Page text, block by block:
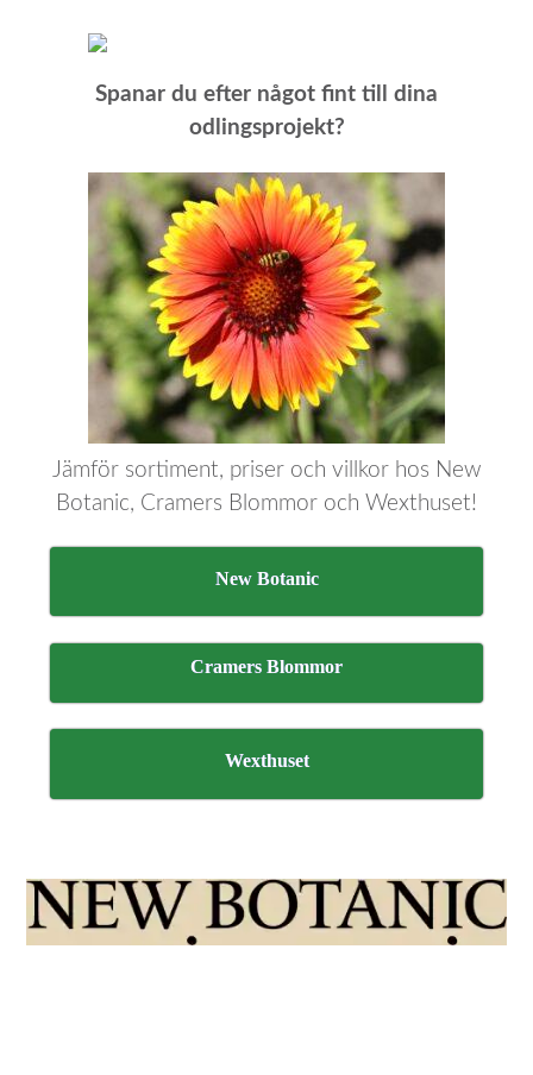
Spanar du efter något fint till dina
odlingsprojekt?
Jämför sortiment, priser och villkor hos New
Botanic, Cramers Blommor och Wexthuset!
New Botanic
Cramers Blommor
Wexthuset